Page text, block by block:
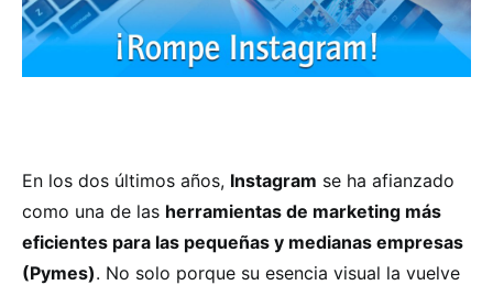
En los dos últimos años, Instagram se ha afianzado
como una de las herramientas de marketing más
eficientes para las pequeñas y medianas empresas
(Pymes). No solo porque su esencia visual la vuelve